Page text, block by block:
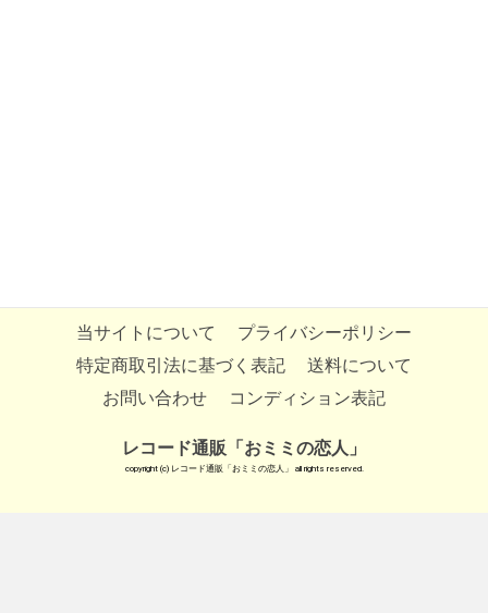
当サイトについて
プライバシーポリシー
特定商取引法に基づく表記
送料について
お問い合わせ
コンディション表記
レコード通販「おミミの恋人」
copyright (c) レコード通販「おミミの恋人」 all rights reserved.